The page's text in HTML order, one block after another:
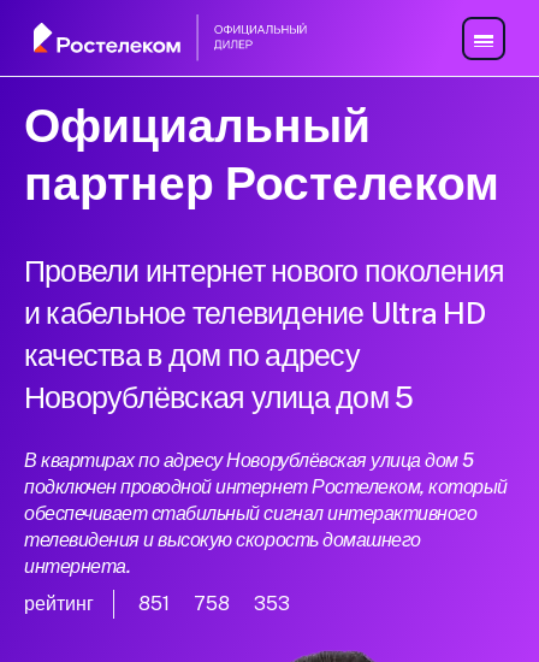
Официальный
партнер Ростелеком
Провели интернет нового поколения
и кабельное телевидение Ultra HD
качества в дом по адресу
Новорублёвская улица дом 5
В квартирах по адресу Новорублёвская улица дом 5
подключен проводной интернет Ростелеком, который
обеспечивает стабильный сигнал интерактивного
телевидения и высокую скорость домашнего
интернета.
рейтинг
851 758 353